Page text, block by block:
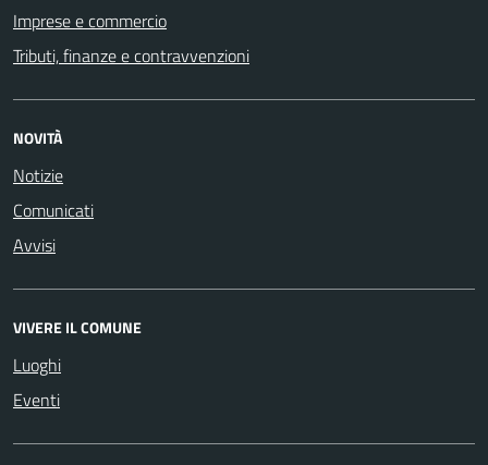
Imprese e commercio
Tributi, finanze e contravvenzioni
NOVITÀ
Notizie
Comunicati
Avvisi
VIVERE IL COMUNE
Luoghi
Eventi